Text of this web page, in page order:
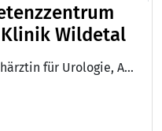
Wildetal
Qualifikationen: Facharzt/Fachärztin für Urologie, Approbation als Arzt/Ärztin, Facharzt/Fachärztin für Innere Medizin, DEGEMED